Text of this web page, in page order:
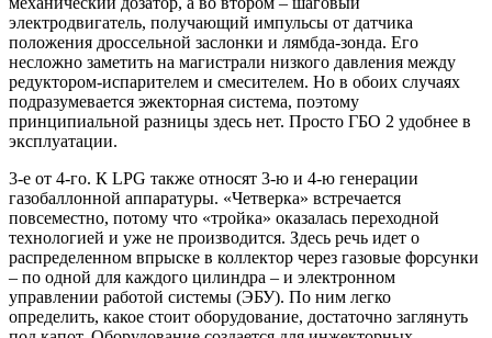
электродвигатель, получающий импульсы от датчика
положения дроссельной заслонки и лямбда-зонда. Его
несложно заметить на магистрали низкого давления между
редуктором-испарителем и смесителем. Но в обоих случаях
подразумевается эжекторная система, поэтому
принципиальной разницы здесь нет. Просто ГБО 2 удобнее в
эксплуатации.
3-е от 4-го. К LPG также относят 3-ю и 4-ю генерации
газобаллонной аппаратуры. «Четверка» встречается
повсеместно, потому что «тройка» оказалась переходной
технологией и уже не производится. Здесь речь идет о
распределенном впрыске в коллектор через газовые форсунки
– по одной для каждого цилиндра – и электронном
управлении работой системы (ЭБУ). По ним легко
определить, какое стоит оборудование, достаточно заглянуть